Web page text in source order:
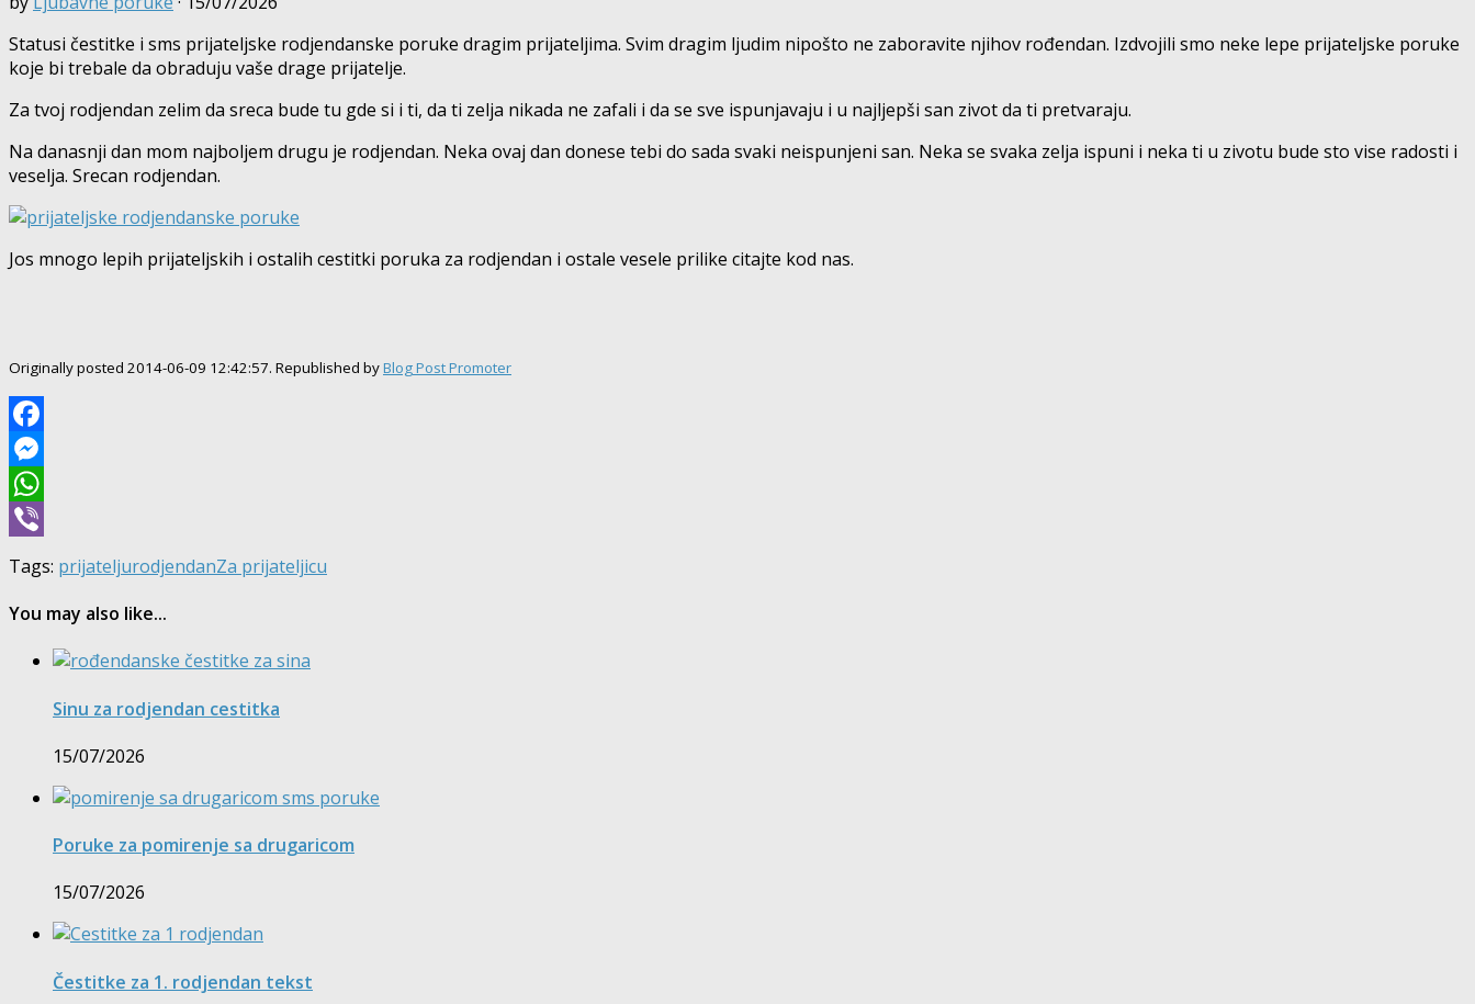
Statusi čestitke i sms prijateljske rodjendanske poruke dragim prijateljima. Svim dragim ljudim nipošto ne zaboravite njihov rođendan. Izdvojili smo neke lepe prijateljske poruke
koje bi trebale da obraduju vaše drage prijatelje.
Za tvoj rodjendan zelim da sreca bude tu gde si i ti, da ti zelja nikada ne zafali i da se sve ispunjavaju i u najljepši san zivot da ti pretvaraju.
Na danasnji dan mom najboljem drugu je rodjendan. Neka ovaj dan donese tebi do sada svaki neispunjeni san. Neka se svaka zelja ispuni i neka ti u zivotu bude sto vise radosti i
veselja. Srecan rodjendan.
Jos mnogo lepih prijateljskih i ostalih cestitki poruka za rodjendan i ostale vesele prilike citajte kod nas.
Originally posted 2014-06-09 12:42:57. Republished byBlog Post Promoter
Facebook
Messenger
WhatsApp
Viber
Tags: prijateljurodjendanZa prijateljicu
You may also like...
Sinu za rodjendan cestitka
15/07/2026
Poruke za pomirenje sa drugaricom
15/07/2026
Čestitke za 1. rodjendan tekst